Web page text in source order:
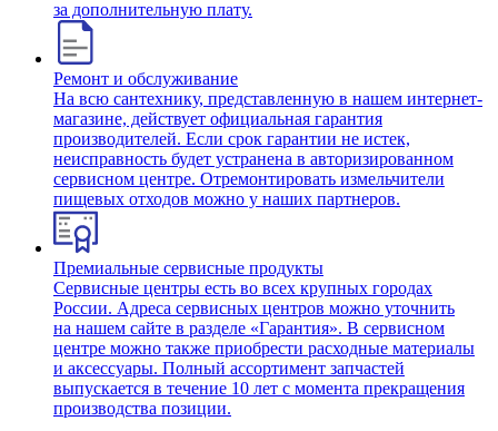
за дополнительную плату.
Ремонт и обслуживание
На всю сантехнику, представленную в нашем интернет-
магазине, действует официальная гарантия
производителей. Если срок гарантии не истек,
неисправность будет устранена в авторизированном
сервисном центре. Отремонтировать измельчители
пищевых отходов можно у наших партнеров.
Премиальные сервисные продукты
Сервисные центры есть во всех крупных городах
России. Адреса сервисных центров можно уточнить
на нашем сайте в разделе «Гарантия». В сервисном
центре можно также приобрести расходные материалы
и аксессуары. Полный ассортимент запчастей
выпускается в течение 10 лет с момента прекращения
производства позиции.